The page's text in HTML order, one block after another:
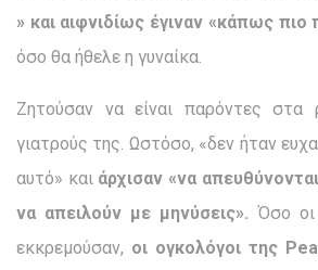
» και αιφνιδίως έγιναν «κάπως πιο
όσο θα ήθελε η γυναίκα.
Ζητούσαν να είναι παρόντες στα
γιατρούς της. Ωστόσο, «δεν ήταν
αυτό» και άρχισαν «να
να απειλούν με μηνύσεις». Όσο οι
εκκρεμούσαν, οι ογκολόγοι της